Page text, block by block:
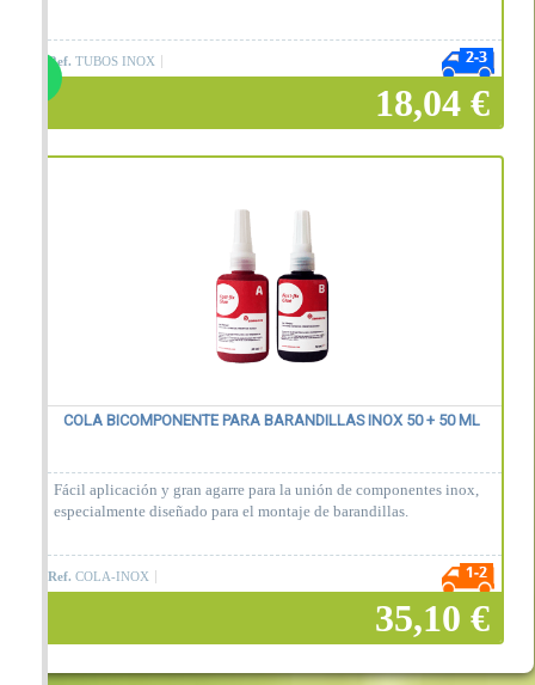
Ref. TUBOS INOX
18,04 €
COLA BICOMPONENTE PARA BARANDILLAS INOX 50 + 50 ML
Fácil aplicación y gran agarre para la unión de componentes inox,
especialmente diseñado para el montaje de barandillas.
Ref. COLA-INOX
35,10 €